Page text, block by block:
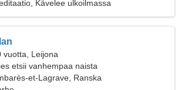
Kävelee ulkoilmassa
vuotta, Leijona
etsii vanhempaa naista
et-Lagrave, Ranska